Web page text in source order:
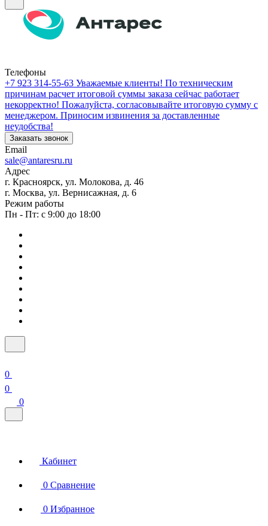
Телефоны
+7 923 314-55-63 Уважаемые клиенты! По техническим
причинам расчет итоговой суммы заказа сейчас работает
некорректно! Пожалуйста, согласовывайте итоговую сумму с
менеджером. Приносим извинения за доставленные
неудобства!
Заказать звонок
Email
sale@antaresru.ru
Адрес
г. Красноярск, ул. Молокова, д. 46
г. Москва, ул. Вернисажная, д. 6
Режим работы
Пн - Пт: с 9:00 до 18:00
0
0
0
Кабинет
0 Сравнение
0 Избранное